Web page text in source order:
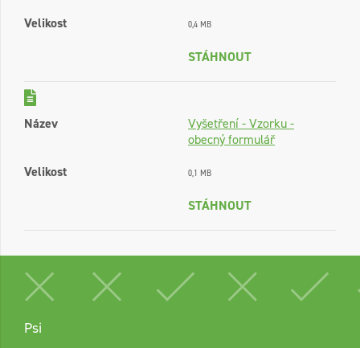
Velikost
0,4 MB
STÁHNOUT
Název
Vyšetření - Vzorku -
obecný formulář
Velikost
0,1 MB
STÁHNOUT
Psi